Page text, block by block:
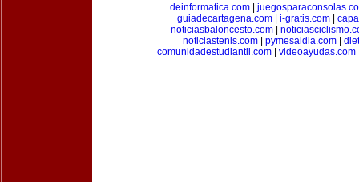
deinformatica.com
guiadecartagena.com| i-gratis.com|
noticiasbaloncesto.com
noticiastenis.com
pymesaldia.com
comunidadestudiantil.com| videoayudas.com